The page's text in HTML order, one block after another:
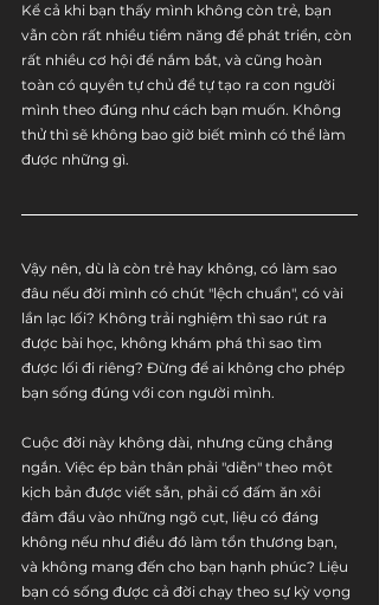
Kể cả khi bạn thấy mình không còn trẻ, bạn
vẫn còn rất nhiều tiềm năng để phát triển, còn
rất nhiều cơ hội để nắm bắt, và cũng hoàn
toàn có quyền tự chủ để tự tạo ra con người
mình theo đúng như cách bạn muốn. Không
thử thì sẽ không bao giờ biết mình có thể làm
được những gì.
Vậy nên, dù là còn trẻ hay không, có làm sao
đâu nếu đời mình có chút "lệch chuẩn", có vài
lần lạc lối? Không trải nghiệm thì sao rút ra
được bài học, không khám phá thì sao tìm
được lối đi riêng? Đừng để ai không cho phép
bạn sống đúng với con người mình.
Cuộc đời này không dài, nhưng cũng chẳng
ngắn. Việc ép bản thân phải "diễn" theo một
kịch bản được viết sẵn, phải cố đấm ăn xôi
đâm đầu vào những ngõ cụt, liệu có đáng
không nếu như điều đó làm tổn thương bạn,
và không mang đến cho bạn hạnh phúc? Liệu
bạn có sống được cả đời chạy theo sự kỳ vọng